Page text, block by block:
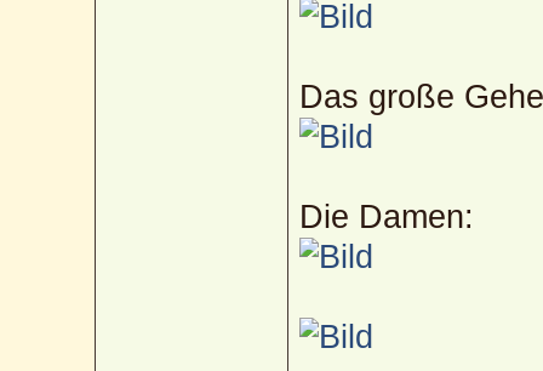
Das große
Die Damen: